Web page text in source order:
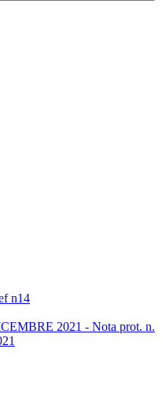
n14
2021 - Nota prot. n.